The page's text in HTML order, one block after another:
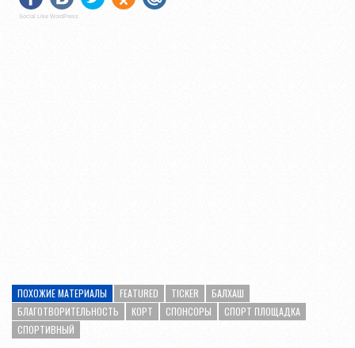
Social Like WordPress
ПОХОЖИЕ МАТЕРИАЛЫ FEATURED TICKER
БАЛХАШ
БЛАГОТВОРИТЕЛЬНОСТЬ
КОРТ СПОНСОРЫ
СПОРТ ПЛОЩАДКА
СПОРТИВНЫЙ